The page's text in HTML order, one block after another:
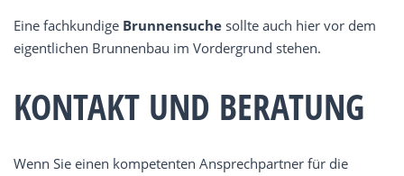
Eine fachkundige Brunnensuche sollte auch hier vor dem
eigentlichen Brunnenbau im Vordergrund stehen.
KONTAKT UND BERATUNG
Wenn Sie einen kompetenten Ansprechpartner für die